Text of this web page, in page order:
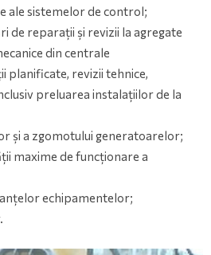
ale sistemelor de control;
de reparații și revizii la agregate
din centrale
planificate, revizii tehnice,
preluarea instalațiilor de la
și a zgomotului generatoarelor;
maxime de funcționare a
echipamentelor;